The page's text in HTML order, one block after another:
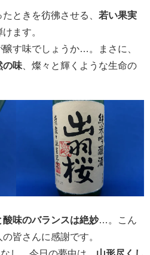
ときを彷彿させる、 若い果実
ます。
す味でしょうか…。まさに、
の味 、燦々と輝くような生命の
酸味のバランスは絶妙…。こん
皆さんに感謝です。